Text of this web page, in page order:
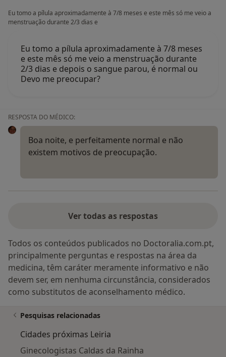
Eu tomo a pílula aproximadamente à 7/8 meses e este mês só me veio a
menstruação durante 2/3 dias e
Eu tomo a pílula aproximadamente à 7/8 meses
e este mês só me veio a menstruação durante
2/3 dias e depois o sangue parou, é normal ou
Devo me preocupar?
RESPOSTA DO MÉDICO:
Boa noite, e perfeitamente normal e não
existem motivos de preocupação.
Ver todas as respostas
Todos os conteúdos publicados no Doctoralia.com.pt,
principalmente perguntas e respostas na área da
medicina, têm caráter meramente informativo e não
devem ser, em nenhuma circunstância, considerados
como substitutos de aconselhamento médico.
Pesquisas relacionadas
Cidades próximas Leiria
Ginecologistas Caldas da Rainha